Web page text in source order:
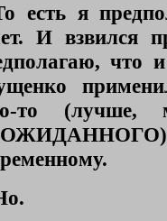
есть я
И взвился
что
то (лучше,